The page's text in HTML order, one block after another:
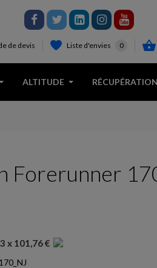
de devis Liste d'envies 0 
ALTITUDE RÉCUPÉRATION
Forerunner
3 x 101,76 €